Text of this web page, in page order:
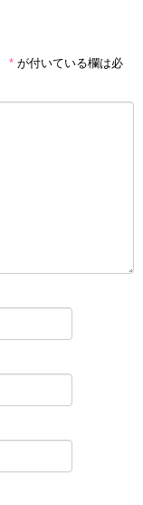
* が付いている欄は必